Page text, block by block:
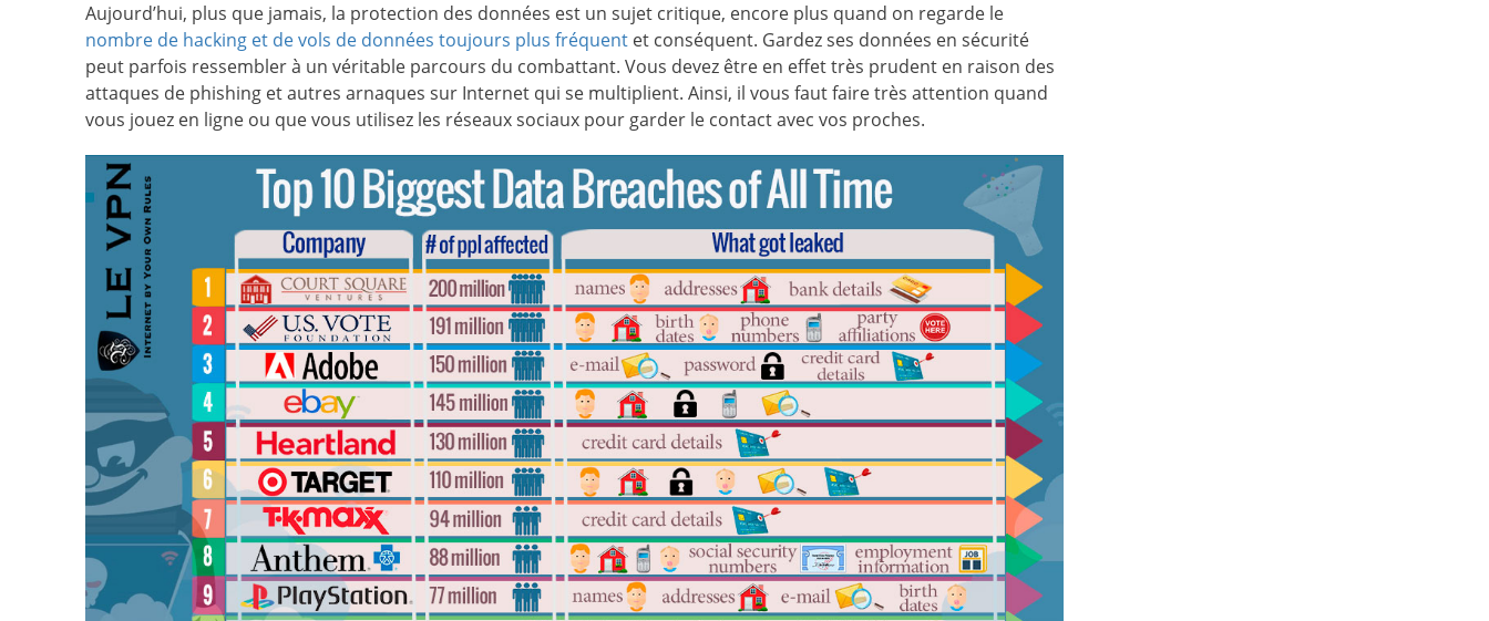
Aujourd’hui, plus que jamais, la protection des données est un sujet critique, encore plus quand on regarde le
nombre de hacking et de vols de données toujours plus fréquent et conséquent. Gardez ses données en sécurité
peut parfois ressembler à un véritable parcours du combattant. Vous devez être en effet très prudent en raison des
attaques de phishing et autres arnaques sur Internet qui se multiplient. Ainsi, il vous faut faire très attention quand
vous jouez en ligne ou que vous utilisez les réseaux sociaux pour garder le contact avec vos proches.